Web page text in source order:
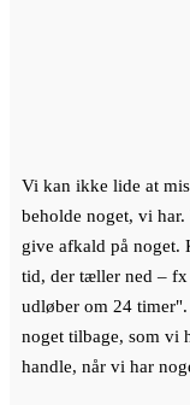
Vi kan ikke lide at
beholde noget, vi
give afkald på noget.
tid, der tæller ned –
udløber om 24
noget tilbage, som vi
handle, når vi har